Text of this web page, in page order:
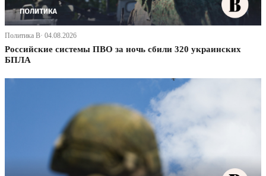
Политика В· 04.08.2026
Российские системы ПВО за ночь сбили 320 украинских
БПЛА